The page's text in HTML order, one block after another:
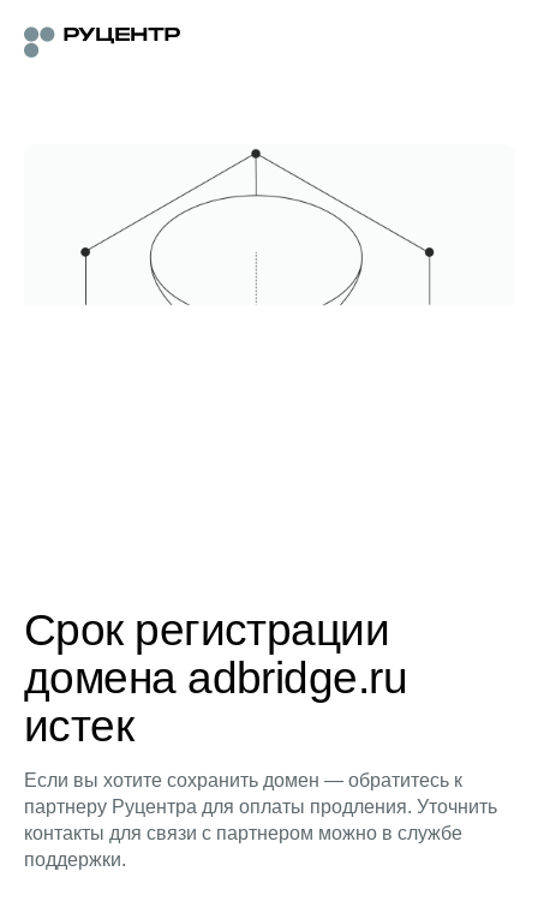
Срок регистрации
домена adbridge.ru
истек
Если вы хотите сохранить домен — обратитесь к
партнеру Руцентра для оплаты продления. Уточнить
контакты для связи с партнером можно в службе
поддержки.